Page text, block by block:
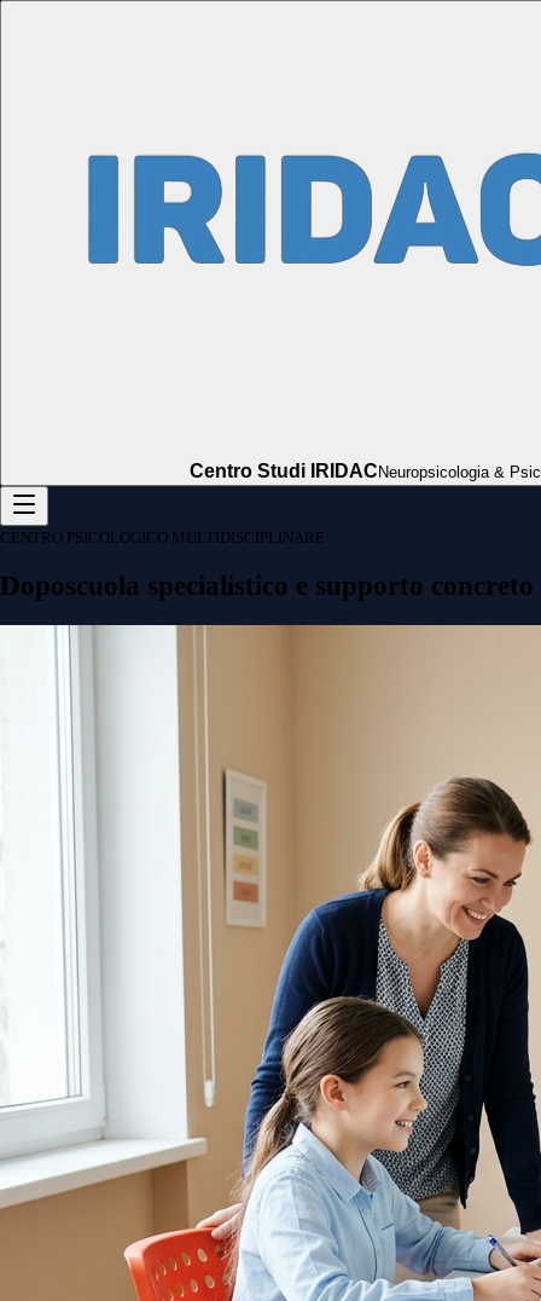
Centro Studi IRIDAC Neuropsicologia &
CENTRO PSICOLOGICO MULTIDISCIPLINARE
Doposcuola specialistico e supporto concreto